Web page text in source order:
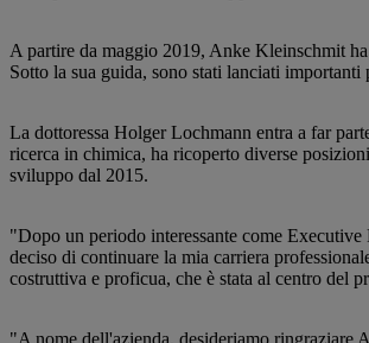
A partire da maggio 2019, Anke Kleinschmit
Sotto la sua guida, sono stati lanciati
La dottoressa Holger Lochmann entra a far
ricerca in chimica, ha ricoperto diverse
sviluppo dal 2015.
"Dopo un periodo interessante come
deciso di continuare la mia carriera
costruttiva e proficua, che è stata al centro del
"A nome dell'azienda, desideriamo